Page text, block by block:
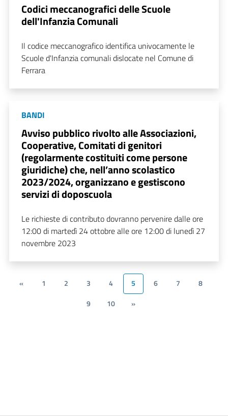
Codici meccanografici delle Scuole
dell'Infanzia Comunali
Il codice meccanografico identifica univocamente le
Scuole d'Infanzia comunali dislocate nel Comune di
Ferrara
BANDI
Avviso pubblico rivolto alle Associazioni,
Cooperative, Comitati di genitori
(regolarmente costituiti come persone
giuridiche) che, nell’anno scolastico
2023/2024, organizzano e gestiscono
servizi di doposcuola
Le richieste di contributo dovranno pervenire dalle ore
12:00 di martedì 24 ottobre alle ore 12:00 di lunedì 27
novembre 2023
« 1 2 3 4 5 6 7
8
9
10 »